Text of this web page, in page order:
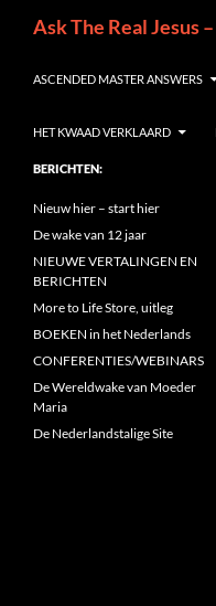
inhoud
Ask The Real Jesus
ASCENDED MASTER ANSWERS
HET KWAAD VERKLAARD
BERICHTEN:
Nieuw hier – start hier
De wake van 12 jaar
NIEUWE VERTALINGEN EN
BERICHTEN
More to Life Store, uitleg
BOEKEN in het Nederlands
CONFERENTIES/WEBINARS
De Wereldwake van Moeder
Maria
De Nederlandstalige Site